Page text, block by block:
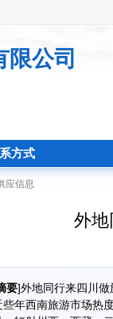
限公司
方式
应信息
外
要]外地同行来四川
些年西南旅游市场热